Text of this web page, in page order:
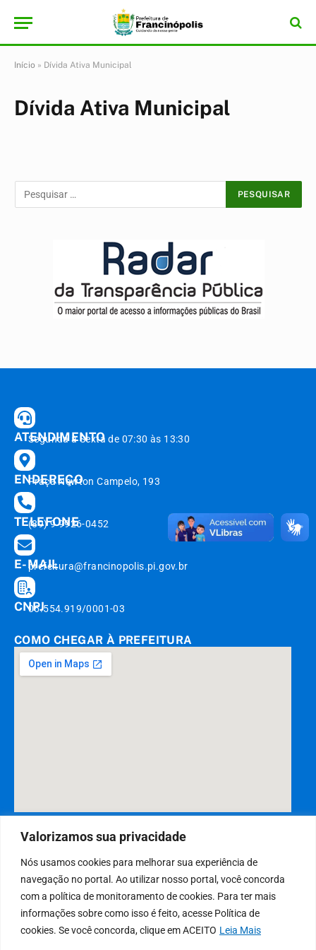
Valorizamos sua privacidade
Nós usamos cookies para melhorar sua experiência de
navegação no portal. Ao utilizar nosso portal, você concorda
com a política de monitoramento de cookies. Para ter mais
informações sobre como isso é feito, acesse Política de
cookies. Se você concorda, clique em ACEITO Leia Mais
Início » Dívida Ativa Municipal
Dívida Ativa Municipal
ATENDIMENTO
Segunda à Sexta de 07:30 às 13:30
ENDEREÇO
Praça Newton Campelo, 193
TELEFONE
(89) 9 9926-0452
E-MAIL
prefeitura@francinopolis.pi.gov.br
CNPJ06.554.919/0001-03
COMO CHEGAR À PREFEITURA
DESENVOLVIDO POR CR2
Muito mais que criar siteou sistema para prefeituras
! Realizamos
assessoria
as exigências dasleis de transparência públicaserão atendidas.